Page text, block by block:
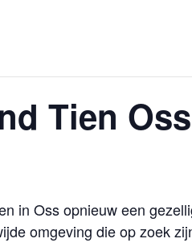
Tien
in Oss opnieuw een
omgeving die op zoek